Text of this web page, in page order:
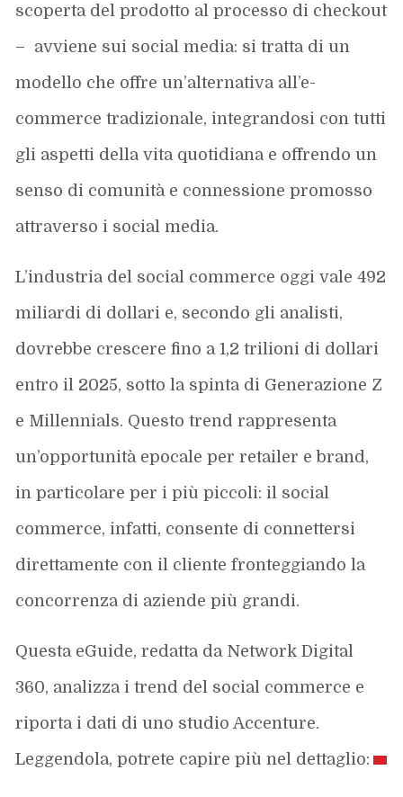
scoperta del prodotto al processo di checkout
– avviene sui social media: si tratta di un
modello che offre un’alternativa all’e-
commerce tradizionale, integrandosi con tutti
gli aspetti della vita quotidiana e offrendo un
senso di comunità e connessione promosso
attraverso i social media.
L’industria del social commerce oggi vale 492
miliardi di dollari e, secondo gli analisti,
dovrebbe crescere fino a 1,2 trilioni di dollari
entro il 2025, sotto la spinta di Generazione Z
e Millennials. Questo trend rappresenta
un’opportunità epocale per retailer e brand,
in particolare per i più piccoli: il social
commerce, infatti, consente di connettersi
direttamente con il cliente fronteggiando la
concorrenza di aziende più grandi.
Questa eGuide, redatta da Network Digital
360, analizza i trend del social commerce e
riporta i dati di uno studio Accenture.
Leggendola, potrete capire più nel dettaglio: